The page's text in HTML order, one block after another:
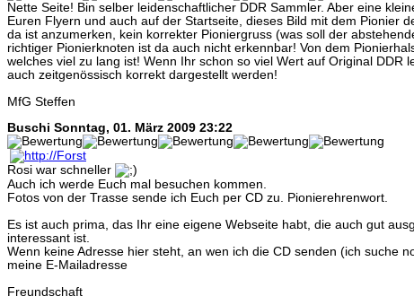
Nette Seite! Bin selber leidenschaftlicher DDR Sammler. Aber eine
Euren Flyern und auch auf der Startseite, dieses Bild mit dem Pionier
da ist anzumerken, kein korrekter Pioniergruss (was soll der
richtiger Pionierknoten ist da auch nicht erkennbar! Von dem
welches viel zu lang ist! Wenn Ihr schon so viel Wert auf Original DDR
auch zeitgenössisch korrekt dargestellt werden!
MfG Steffen
Buschi Sonntag, 01. März 2009 23:22
Rosi war schneller
Auch ich werde Euch mal besuchen kommen.
Fotos von der Trasse sende ich Euch per CD zu. Pionierehrenwort.
Es ist auch prima, das Ihr eine eigene Webseite habt, die auch gut
interessant ist.
Wenn keine Adresse hier steht, an wen ich die CD senden (ich suche
meine E-Mailadresse
Freundschaft